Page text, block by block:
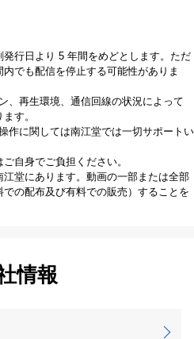
発行日より 5 年間をめどとします。ただ
でも配信を停止する可能性がありま
、再生環境、通信回線の状況によって
す。
作に関しては南江堂では一切サポートい
自身でご負担ください。
江堂にあります。動画の一部または全部
の配布及び有料での販売）することを
情報